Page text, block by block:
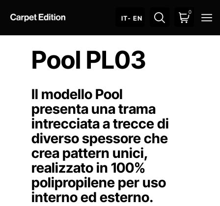
IT- EN
0
Pool PL03
Il modello Pool
presenta una trama
intrecciata a trecce di
diverso spessore che
crea pattern unici,
realizzato in 100%
polipropilene per uso
interno ed esterno.